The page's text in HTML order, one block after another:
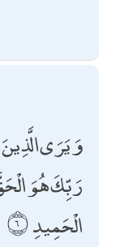
وَيَرَى الَّذِينَ
رَبِّكَ هُوَ
الْحَمِيدِ